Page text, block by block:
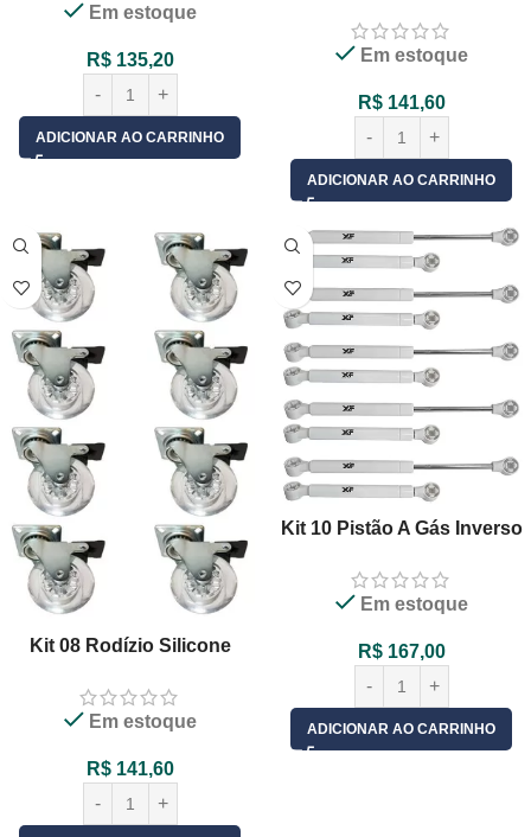
Em estoque
R$135,20
ADICIONAR AO CARRINHO
Base Giratória Sem Freio
Em estoque
R$141,60
ADICIONAR AO CARRINHO
Kit 08 Rodízio Silicone
Giratório Com Freio
Em estoque
R$141,60
Kit 10 Pistão A Gás Inverso
Armário
Em estoque
R$167,00
ADICIONAR AO CARRINHO